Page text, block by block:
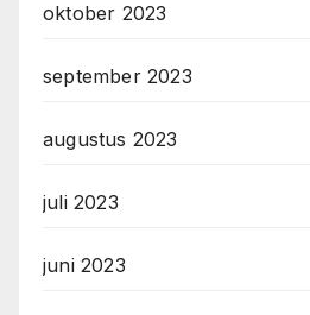
oktober 2023
september 2023
augustus 2023
juli 2023
juni 2023